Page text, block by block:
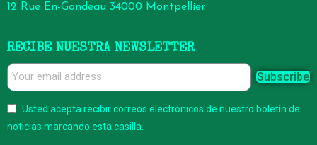
12 Rue En-Gondeau 34000 Montpellier
RECIBE NUESTRA NEWSLETTER
Subscribe
Usted acepta recibir correos electrónicos de nuestro boletín de
noticias marcando esta casilla.